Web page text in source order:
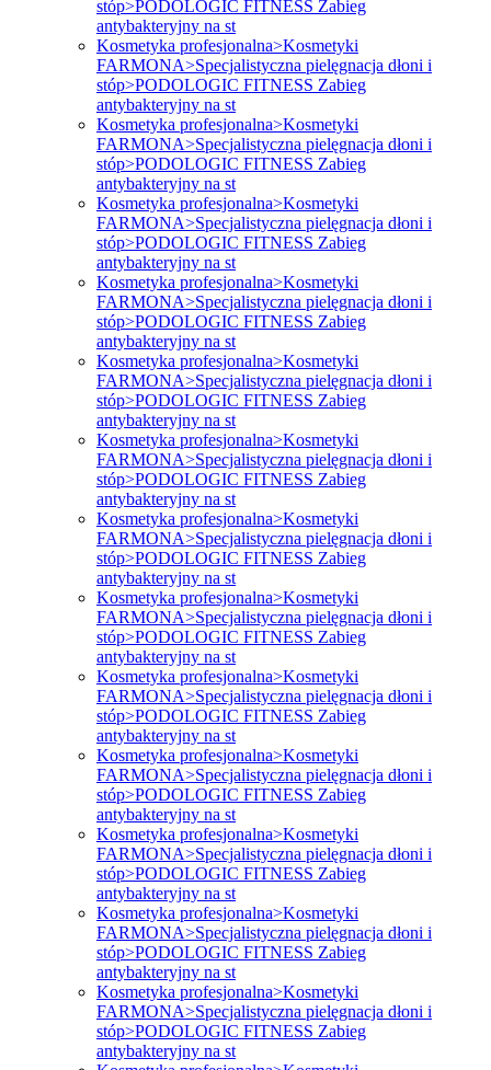
stóp>PODOLOGIC FITNESS Zabieg
antybakteryjny na st
Kosmetyka profesjonalna>Kosmetyki
FARMONA>Specjalistyczna pielęgnacja dłoni i
stóp>PODOLOGIC FITNESS Zabieg
antybakteryjny na st
Kosmetyka profesjonalna>Kosmetyki
FARMONA>Specjalistyczna pielęgnacja dłoni i
stóp>PODOLOGIC FITNESS Zabieg
antybakteryjny na st
Kosmetyka profesjonalna>Kosmetyki
FARMONA>Specjalistyczna pielęgnacja dłoni i
stóp>PODOLOGIC FITNESS Zabieg
antybakteryjny na st
Kosmetyka profesjonalna>Kosmetyki
FARMONA>Specjalistyczna pielęgnacja dłoni i
stóp>PODOLOGIC FITNESS Zabieg
antybakteryjny na st
Kosmetyka profesjonalna>Kosmetyki
FARMONA>Specjalistyczna pielęgnacja dłoni i
stóp>PODOLOGIC FITNESS Zabieg
antybakteryjny na st
Kosmetyka profesjonalna>Kosmetyki
FARMONA>Specjalistyczna pielęgnacja dłoni i
stóp>PODOLOGIC FITNESS Zabieg
antybakteryjny na st
Kosmetyka profesjonalna>Kosmetyki
FARMONA>Specjalistyczna pielęgnacja dłoni i
stóp>PODOLOGIC FITNESS Zabieg
antybakteryjny na st
Kosmetyka profesjonalna>Kosmetyki
FARMONA>Specjalistyczna pielęgnacja dłoni i
stóp>PODOLOGIC FITNESS Zabieg
antybakteryjny na st
Kosmetyka profesjonalna>Kosmetyki
FARMONA>Specjalistyczna pielęgnacja dłoni i
stóp>PODOLOGIC FITNESS Zabieg
antybakteryjny na st
Kosmetyka profesjonalna>Kosmetyki
FARMONA>Specjalistyczna pielęgnacja dłoni i
stóp>PODOLOGIC FITNESS Zabieg
antybakteryjny na st
Kosmetyka profesjonalna>Kosmetyki
FARMONA>Specjalistyczna pielęgnacja dłoni i
stóp>PODOLOGIC FITNESS Zabieg
antybakteryjny na st
Kosmetyka profesjonalna>Kosmetyki
FARMONA>Specjalistyczna pielęgnacja dłoni i
stóp>PODOLOGIC FITNESS Zabieg
antybakteryjny na st
Kosmetyka profesjonalna>Kosmetyki
FARMONA>Specjalistyczna pielęgnacja dłoni i
stóp>PODOLOGIC FITNESS Zabieg
antybakteryjny na st